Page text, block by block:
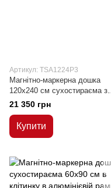
Артикул: TSA1224P3
Магнітно-маркерна дошка
120x240 см сухостираєма з
керамічною поверхнею в
алюмінієвій рамці ALU23
21 350 грн
Купити